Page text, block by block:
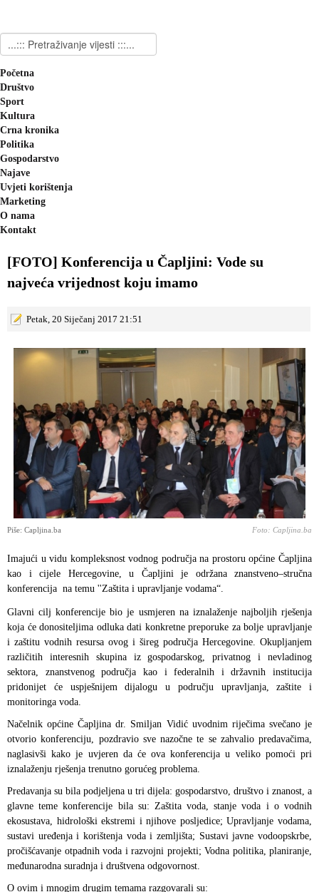
Početna
Društvo
Sport
Kultura
Crna kronika
Politika
Gospodarstvo
Najave
Uvjeti korištenja
Marketing
O nama
Kontakt
[FOTO] Konferencija u Čapljini: Vode su
najveća vrijednost koju imamo
Petak, 20 Siječanj 2017 21:51
Piše: Capljina.ba Foto: Capljina.ba
Imajući u vidu kompleksnost vodnog područja na prostoru općine Čapljina
kao i cijele Hercegovine, u Čapljini je održana znanstveno–stručna
konferencija na temu ''Zaštita i upravljanje vodama“.
Glavni cilj konferencije bio je usmjeren na iznalaženje najboljih rješenja
koja će donositeljima odluka dati konkretne preporuke za bolje upravljanje
i zaštitu vodnih resursa ovog i šireg područja Hercegovine. Okupljanjem
različitih interesnih skupina iz gospodarskog, privatnog i nevladinog
sektora, znanstvenog područja kao i federalnih i državnih institucija
pridonijet će uspješnijem dijalogu u području upravljanja, zaštite i
monitoringa voda.
Načelnik općine Čapljina dr. Smiljan Vidić uvodnim riječima svečano je
otvorio konferenciju, pozdravio sve nazočne te se zahvalio predavačima,
naglasivši kako je uvjeren da će ova konferencija u veliko pomoći pri
iznalaženju rješenja trenutno gorućeg problema.
Predavanja su bila podjeljena u tri dijela: gospodarstvo, društvo i znanost, a
glavne teme konferencije bila su: Zaštita voda, stanje voda i o vodnih
ekosustava, hidrološki ekstremi i njihove posljedice; Upravljanje vodama,
sustavi uređenja i korištenja voda i zemljišta; Sustavi javne vodoopskrbe,
pročišćavanje otpadnih voda i razvojni projekti; Vodna politika, planiranje,
međunarodna suradnja i društvena odgovornost.
O ovim i mnogim drugim temama razgovarali su: